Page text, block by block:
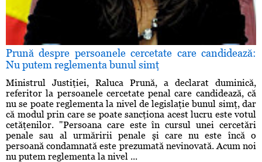
Prună despre persoanele cercetate care candidează:
Nu putem reglementa bunul simţ
Ministrul Justiţiei, Raluca Prună, a declarat duminică,
referitor la persoanele cercetate penal care candidează, că
nu se poate reglementa la nivel de legislaţie bunul simţ, dar
că modul prin care se poate sancţiona acest lucru este votul
cetăţenilor. "Persoana care este în cursul unei cercetări
penale sau al urmăririi penale şi care nu este încă o
persoană condamnată este prezumată nevinovată. Acum noi
nu putem reglementa la nivel ...